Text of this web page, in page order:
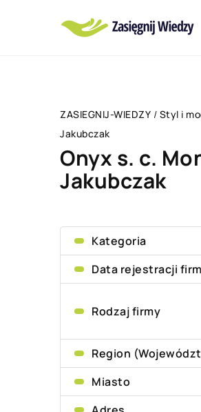
ZASIEGNIJ-WIEDZY / Styl i
Jakubczak
Onyx s. c.
Jakubczak
Kategoria
Data rejestracji
Rodzaj firmy
Region
Miasto